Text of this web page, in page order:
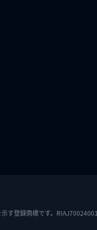
す登録商標です。RIAJ70024001